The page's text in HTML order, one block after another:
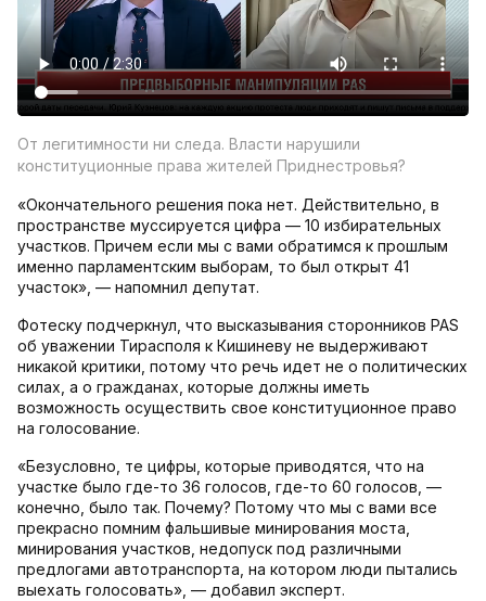
От легитимности ни следа. Власти нарушили
конституционные права жителей Приднестровья?
«Окончательного решения пока нет. Действительно, в
пространстве муссируется цифра — 10 избирательных
участков. Причем если мы с вами обратимся к прошлым
именно парламентским выборам, то был открыт 41
участок», — напомнил депутат.
Фотеску подчеркнул, что высказывания сторонников PAS
об уважении Тирасполя к Кишиневу не выдерживают
никакой критики, потому что речь идет не о политических
силах, а о гражданах, которые должны иметь
возможность осуществить свое конституционное право
на голосование.
«Безусловно, те цифры, которые приводятся, что на
участке было где-то 36 голосов, где-то 60 голосов, —
конечно, было так. Почему? Потому что мы с вами все
прекрасно помним фальшивые минирования моста,
минирования участков, недопуск под различными
предлогами автотранспорта, на котором люди пытались
выехать голосовать», — добавил эксперт.